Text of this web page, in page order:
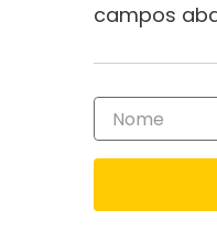
campos